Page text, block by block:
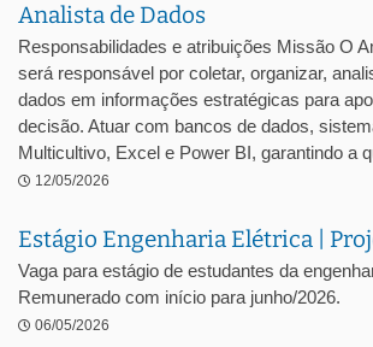
Analista de Dados
Responsabilidades e atribuições Missão O
será responsável por coletar, organizar,
dados em informações estratégicas para
decisão. Atuar com bancos de dados,
Multicultivo, Excel e Power BI, garantindo a
12/05/2026
Estágio Engenharia Elétrica |
Vaga para estágio de estudantes da
Remunerado com início para junho/2026.
06/05/2026